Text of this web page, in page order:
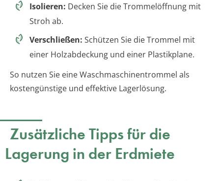
Isolieren: Decken Sie die Trommelöffnung mit
Stroh ab.
Verschließen: Schützen Sie die Trommel mit
einer Holzabdeckung und einer Plastikplane.
So nutzen Sie eine Waschmaschinentrommel als
kostengünstige und effektive Lagerlösung.
Zusätzliche Tipps für die
Lagerung in der Erdmiete